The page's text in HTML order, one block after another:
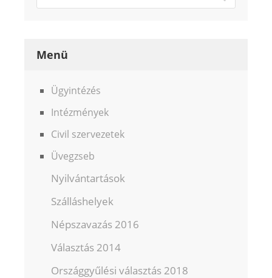
Menü
Ügyintézés
Intézmények
Civil szervezetek
Üvegzseb
Nyilvántartások
Szálláshelyek
Népszavazás 2016
Választás 2014
Országgyűlési választás 2018